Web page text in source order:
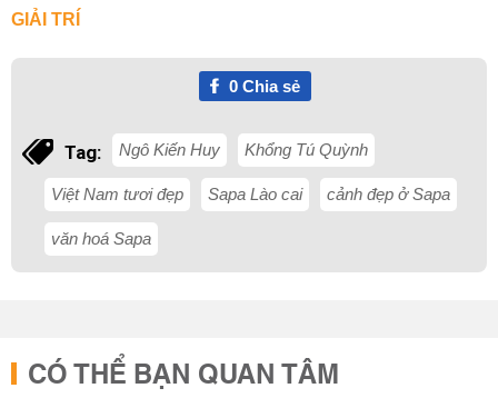
GIẢI TRÍ
0Chia sẻ
Tag: Ngô Kiến Huy Khổng Tú Quỳnh
Việt Nam tươi đẹp Sapa Lào cai cảnh đẹp ở Sapa
văn hoá Sapa
CÓ THỂ BẠN QUAN TÂM